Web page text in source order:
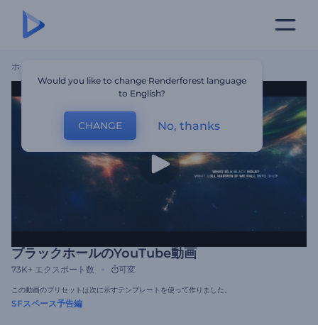
ホーム
ブラックホールのYouTube動画
73K+ エクスポート数 可変
この動画のプリセットは次に示すテンプレートを使って作りました。
SFスペース予告編
Would you like to change Renderforest language
to English?
CHANGE No, thanks